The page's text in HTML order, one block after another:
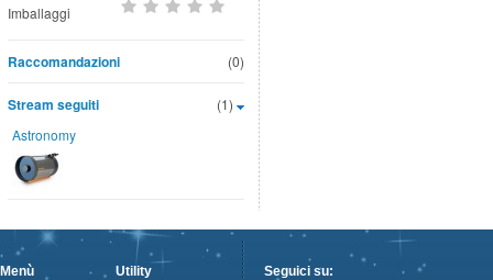
Imballaggi
(0)
Raccomandazioni
(1)
Stream seguiti
Astronomy
Menù
Utility
Seguici su: